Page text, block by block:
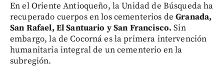
En el Oriente Antioqueño, la Unidad de Búsqueda ha
recuperado cuerpos en los cementerios deGranada,
San Rafael, El Santuario y San Francisco. Sin
embargo, la de Cocorná es la primera intervención
humanitaria integral de un cementerio en la
subregión.